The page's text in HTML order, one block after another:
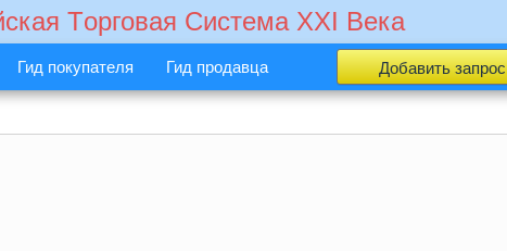
Tорговая Cистема XXI Века
Гид покупателя Гид продавца Добавить запрос